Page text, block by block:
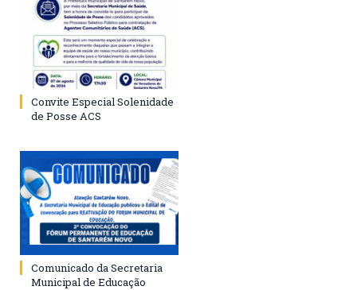
Convite Especial Solenidade
de Posse ACS
Comunicado da Secretaria
Municipal de Educação